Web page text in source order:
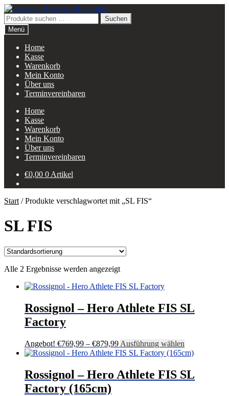
Zur
Navigation
springen
Zum
Inhalt
springen
Suchen
nach:
Suchen
Menü
Home
Kasse
Warenkorb
Mein Konto
Über uns
Terminvereinbaren
Home
Kasse
Warenkorb
Mein Konto
Über uns
Terminvereinbaren
€0,00 0 Artikel
Start /Produkte verschlagwortet mit „SL FIS“
SL FIS
Alle 2 Ergebnisse werden angezeigt
Rossignol – Hero Athlete FIS SL
Factory
Angebot! €769,99 – €879,99Preisspanne:
€769,99
€879,99
Ausführung wählen
Produkt
mehrere
Varianten
Rossignol – Hero Athlete FIS SL
Factory (165cm)